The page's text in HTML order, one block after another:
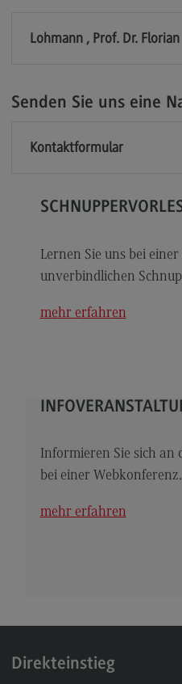
Berufsperspektiven
Digital Business
Digitalisierung in der
Digitalisierung in der
Modulangebot
Elektrotechnik und
Profil-O-Mat
Informationstechnik
(External link)
Modulangebot
Lohmann , Prof. Dr. Florian
Senden Sie uns eine
Kontaktformular
Lernen Sie uns bei
unverbindlichen
mehr erfahren
Informieren Sie sich an
bei einer Webkonferenz.
mehr erfahren
Direkteinstieg